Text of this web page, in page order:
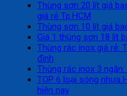
Thùng sơn 20 lít giá
giá rẻ Tp.HCM
Thùng sơn 10 lít giá
Giá 1 thùng sơn 18 lít
Thùng rác inox giá rẻ:
đình
Thùng rác inox 3
TOP 6 loại sóng nhựa
hiện nay